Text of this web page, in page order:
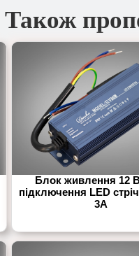
Також
Блок живлення 12
підключення LED
3А